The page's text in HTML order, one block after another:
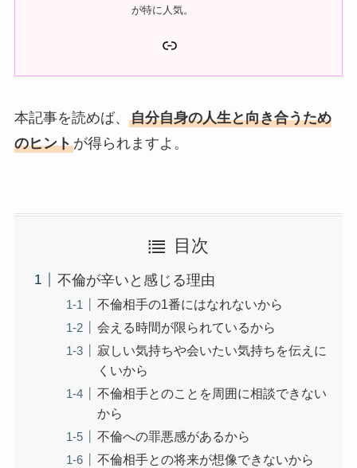
が特に人気。
リンク
本記事を読めば、 自分自身の人生と向き合うため
のヒントが得られますよ。
目次
不倫が辛いと感じる理由
不倫相手の1番にはなれないから
会える時間が限られているから
寂しい気持ちや会いたい気持ちを伝えに
くいから
不倫相手とのことを周囲に相談できない
から
不倫への罪悪感があるから
不倫相手との将来が想像できないから